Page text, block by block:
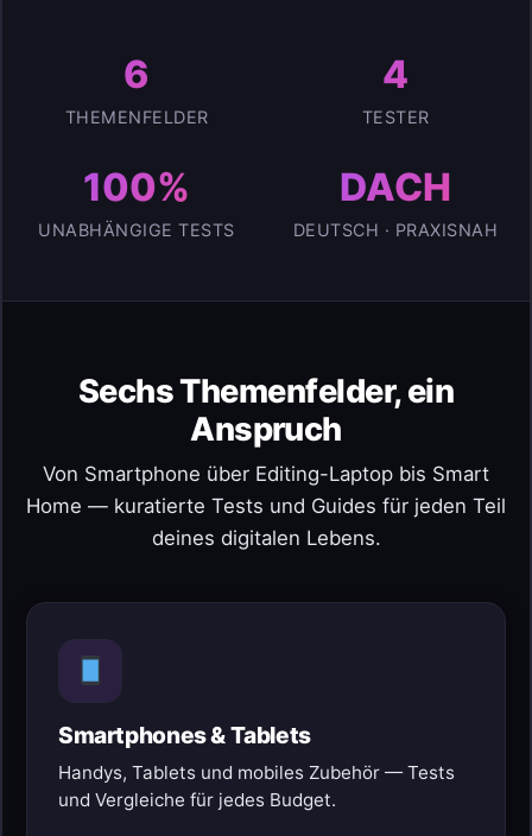
6
THEMENFELDER
4
TESTER
100%
UNABHÄNGIGE TESTS
DACH
DEUTSCH · PRAXISNAH
Sechs Themenfelder, ein
Anspruch
Von Smartphone über Editing-Laptop bis Smart
Home — kuratierte Tests und Guides für jeden Teil
deines digitalen Lebens.
Smartphones & Tablets
Handys, Tablets und mobiles Zubehör — Tests
und Vergleiche für jedes Budget.